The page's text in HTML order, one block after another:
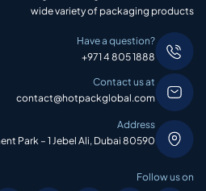
wide variety of packaging products
Have a question?
+971 4 805 1888
Contact us at
contact@hotpackglobal.com
Address
Park – 1 Jebel Ali, Dubai 80590
Follow us on